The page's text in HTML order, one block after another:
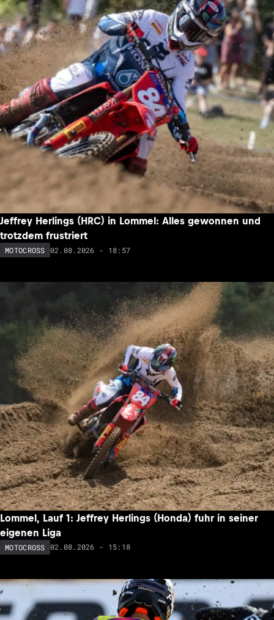
Jeffrey Herlings (HRC) in Lommel: Alles gewonnen und
trotzdem frustriert
MOTOCROSS 02.08.2026 - 18:57
Lommel, Lauf 1: Jeffrey Herlings (Honda) fuhr in seiner
eigenen Liga
MOTOCROSS 02.08.2026 - 15:18